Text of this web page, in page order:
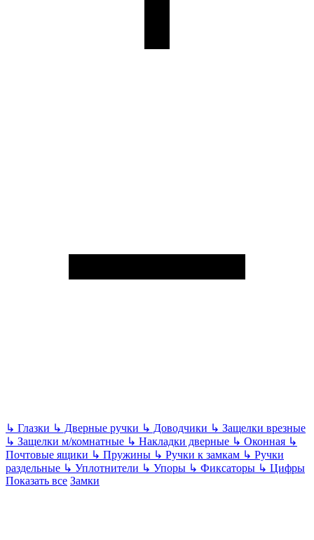
↳ Глазки ↳ Дверные ручки ↳ Доводчики ↳ Защелки врезные
↳ Защелки м/комнатные ↳ Накладки дверные ↳ Оконная ↳
Почтовые ящики ↳ Пружины ↳ Ручки к замкам ↳ Ручки
раздельные ↳ Уплотнители ↳ Упоры ↳ Фиксаторы ↳ Цифры
Показать все Замки